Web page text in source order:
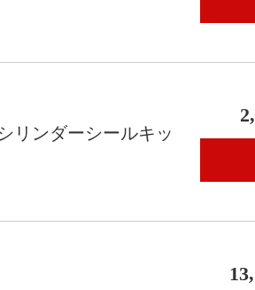
リンダーシールキッ